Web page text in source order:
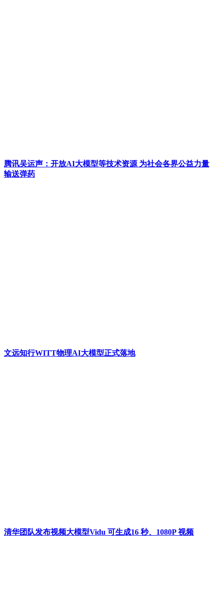
腾讯吴运声：开放AI大模型等技术资源 为社会各界公益力量
输送弹药
文远知行WITT物理AI大模型正式落地
清华团队发布视频大模型Vidu 可生成16 秒、1080P 视频